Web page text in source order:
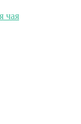
чая